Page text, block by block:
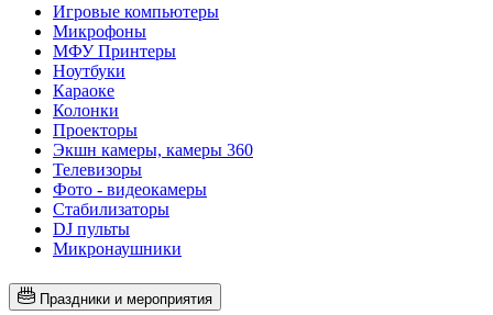
Игровые компьютеры
Микрофоны
МФУ Принтеры
Ноутбуки
Караоке
Колонки
Проекторы
Экшн камеры, камеры 360
Телевизоры
Фото - видеокамеры
Стабилизаторы
DJ пульты
Микронаушники
Праздники и мероприятия